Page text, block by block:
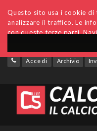
Questo sito usa i cookie
analizzare il traffico. Le
con queste terze parti.
Accedi Archivio